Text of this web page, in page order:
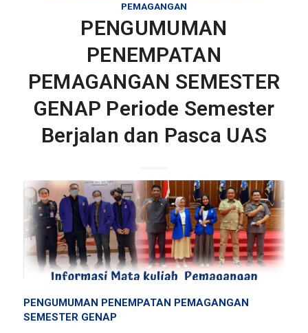
PEMAGANGAN
PENGUMUMAN
PENEMPATAN
PEMAGANGAN SEMESTER
GENAP Periode Semester
Berjalan dan Pasca UAS
PENGUMUMAN PENEMPATAN PEMAGANGAN
SEMESTER GENAP